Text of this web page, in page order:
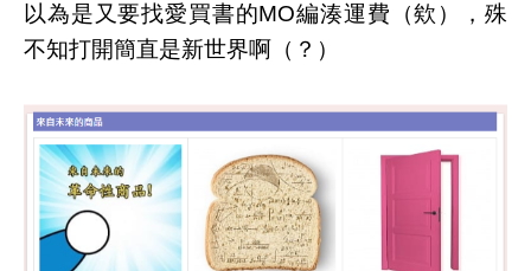
以為是又要找愛買書的MO編湊運費（欸），殊
不知打開簡直是新世界啊（？）